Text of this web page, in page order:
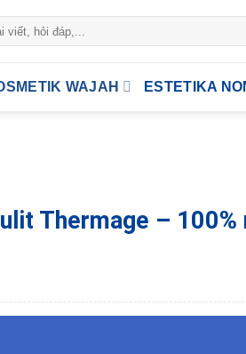
WAJAH ESTETIKA
Thermage – 100%